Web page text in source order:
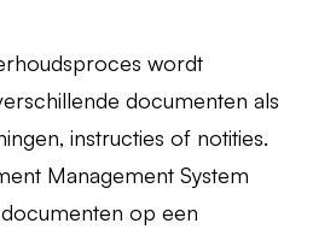
wordt
documenten als
instructies of notities.
Management System
op een